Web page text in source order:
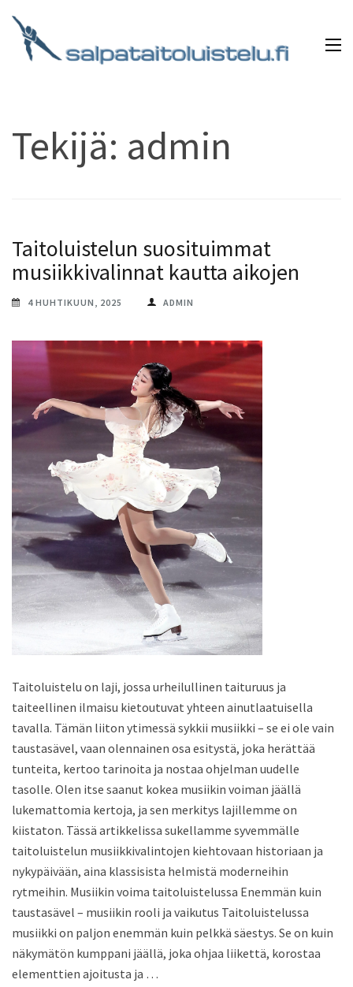
content
Tekijä: admin
Taitoluistelun suosituimmat
musiikkivalinnat kautta aikojen
4 HUHTIKUUN, 2025 ADMIN
Taitoluistelu on laji, jossa urheilullinen taituruus ja
taiteellinen ilmaisu kietoutuvat yhteen ainutlaatuisella
tavalla. Tämän liiton ytimessä sykkii musiikki – se ei ole vain
taustasävel, vaan olennainen osa esitystä, joka herättää
tunteita, kertoo tarinoita ja nostaa ohjelman uudelle
tasolle. Olen itse saanut kokea musiikin voiman jäällä
lukemattomia kertoja, ja sen merkitys lajillemme on
kiistaton. Tässä artikkelissa sukellamme syvemmälle
taitoluistelun musiikkivalintojen kiehtovaan historiaan ja
nykypäivään, aina klassisista helmistä moderneihin
rytmeihin. Musiikin voima taitoluistelussa Enemmän kuin
taustasävel – musiikin rooli ja vaikutus Taitoluistelussa
musiikki on paljon enemmän kuin pelkkä säestys. Se on kuin
näkymätön kumppani jäällä, joka ohjaa liikettä, korostaa
elementtien ajoitusta ja …